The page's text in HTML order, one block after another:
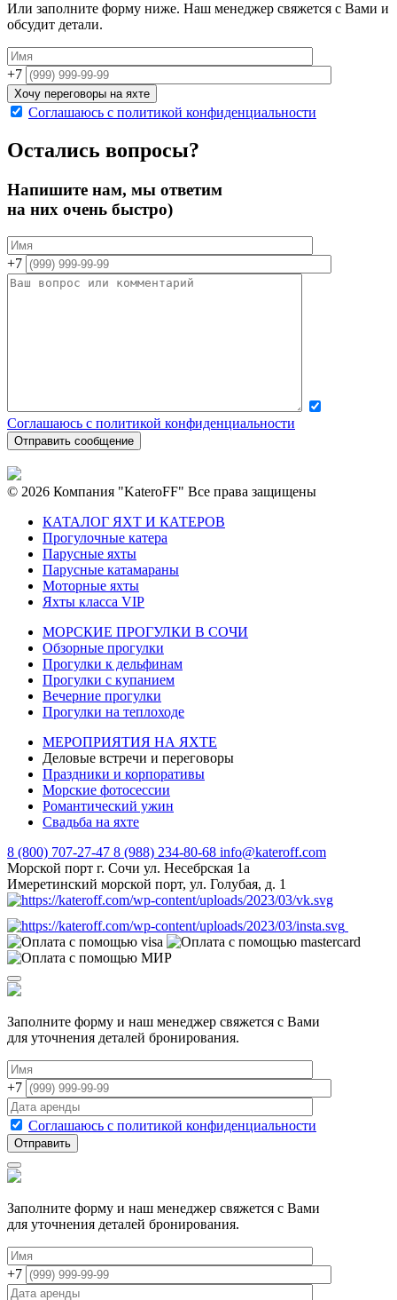
Или заполните форму ниже. Наш менеджер свяжется с Вами и
обсудит детали.
+7
Соглашаюсь с политикой конфиденциальности
Остались вопросы?
Напишите нам, мы ответим
на них очень быстро)
+7
Соглашаюсь с политикой конфиденциальности
© 2026 Компания "KateroFF" Все права защищены
КАТАЛОГ ЯХТ И КАТЕРОВ
Прогулочные катера
Парусные яхты
Парусные катамараны
Моторные яхты
Яхты класса VIP
МОРСКИЕ ПРОГУЛКИ В СОЧИ
Обзорные прогулки
Прогулки к дельфинам
Прогулки с купанием
Вечерние прогулки
Прогулки на теплоходе
МЕРОПРИЯТИЯ НА ЯХТЕ
Деловые встречи и переговоры
Праздники и корпоративы
Морские фотосессии
Романтический ужин
Свадьба на яхте
8 (800) 707-27-47 8 (988) 234-80-68 info@kateroff.com
Морской порт г. Сочи ул. Несебрская 1а
Имеретинский морской порт, ул. Голубая, д. 1
Заполните форму и наш менеджер свяжется с Вами
для уточнения деталей бронирования.
+7
Соглашаюсь с политикой конфиденциальности
Заполните форму и наш менеджер свяжется с Вами
для уточнения деталей бронирования.
+7